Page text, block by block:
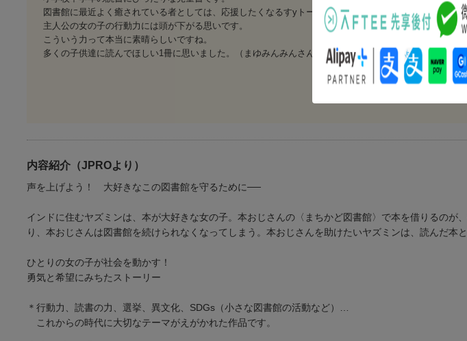
図書館に最近よく癒されている者としては、応援したくなるすyトーリーです。
主人公の女の子の行動力には頭が下がる思いです。
こういう力って本当に素晴らしいですね。
多くの子供達に読んでほしい1冊に思いました。（まゆみんみんさん 40代・大阪府 女の子11歳）
内容紹介（JPROより）
声を上げよう！ 大好きなこの図書館を守るために──
インドに住むヤズミンは、本が大好きな女の子。本おじさんの〈まちかど図書館〉で本を借りるのが
り、本おじさんは図書館を続けられなくなってしまう。本おじさんを助けたいヤズミンは、読んだ
ひとりの女の子が社会を動かす！
勇気と希望にみちたストーリー
＊行動力、読書の力、選挙、異文化、SDGs（小さな図書館の活動など）…
これからの時代に大切なテーマがえがかれた作品です。